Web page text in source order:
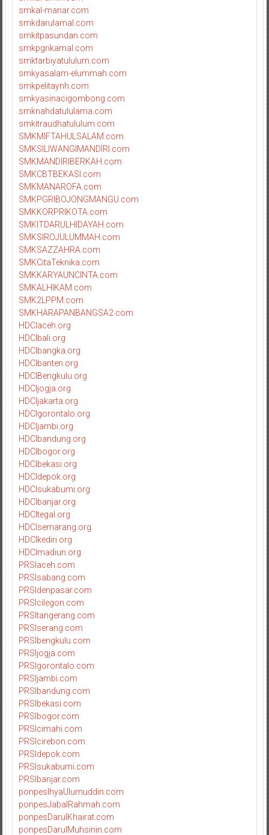
smkal-manar.com
smkdarulamal.com
smkitpasundan.com
smkpgrikamal.com
smktarbiyatululum.com
smkyasalam-elummah.com
smkpelitaynh.com
smkyasinacigombong.com
smknahdatululama.com
smkitraudhatululum.com
SMKMIFTAHULSALAM.com
SMKSILIWANGIMANDIRI.com
SMKMANDIRIBERKAH.com
SMKCBTBEKASI.com
SMKMANAROFA.com
SMKPGRIBOJONGMANGU.com
SMKKORPRIKOTA.com
SMKITDARULHIDAYAH.com
SMKSIROJULUMMAH.com
SMKSAZZAHRA.com
SMKCitaTeknika.com
SMKKARYAUNCINTA.com
SMKALHIKAM.com
SMK2LPPM.com
SMKHARAPANBANGSA2.com
HDCIaceh.org
HDCIbali.org
HDCIbangka.org
HDCIbanten.org
HDCIBengkulu.org
HDCIjogja.org
HDCIjakarta.org
HDCIgorontalo.org
HDCIjambi.org
HDCIbandung.org
HDCIbogor.org
HDCIbekasi.org
HDCIdepok.org
HDCIsukabumi.org
HDCIbanjar.org
HDCItegal.org
HDCIsemarang.org
HDCIkediri.org
HDCImadiun.org
PRSIaceh.com
PRSIsabang.com
PRSIdenpasar.com
PRSIcilegon.com
PRSItangerang.com
PRSIserang.com
PRSIbengkulu.com
PRSIjogja.com
PRSIgorontalo.com
PRSIjambi.com
PRSIbandung.com
PRSIbekasi.com
PRSIbogor.com
PRSIcimahi.com
PRSIcirebon.com
PRSIdepok.com
PRSIsukabumi.com
PRSIbanjar.com
ponpesIhyaUlumuddin.com
ponpesJabalRahmah.com
ponpesDarulKhairat.com
ponpesDarulMuhsinin.com